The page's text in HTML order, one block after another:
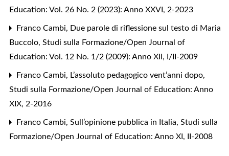
Education: Vol. 26 No. 2 (2023): Anno XXVI, 2-2023
Franco Cambi, Due parole di riflessione sul testo di Maria
Buccolo, Studi sulla Formazione/Open Journal of
Education: Vol. 12 No. 1/2 (2009): Anno XII, I/II-2009
Franco Cambi, L’assoluto pedagogico vent’anni dopo,
Studi sulla Formazione/Open Journal of Education: Anno
XIX, 2-2016
Franco Cambi, Sull’opinione pubblica in Italia, Studi sulla
Formazione/Open Journal of Education: Anno XI, II-2008